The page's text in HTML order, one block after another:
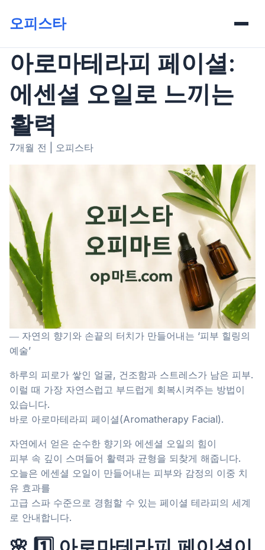
오피스타
아로마테라피 페이셜:
에센셜 오일로 느끼는
활력
7개월 전 오피스타
― 자연의 향기와 손끝의 터치가 만들어내는 ‘피부 힐링의
예술’
하루의 피로가 쌓인 얼굴, 건조함과 스트레스가 남은 피부.
이럴 때 가장 자연스럽고 부드럽게 회복시켜주는 방법이
있습니다.
바로 아로마테라피 페이셜(Aromatherapy Facial).
자연에서 얻은 순수한 향기와 에센셜 오일의 힘이
피부 속 깊이 스며들어 활력과 균형을 되찾게 해줍니다.
오늘은 에센셜 오일이 만들어내는 피부와 감정의 이중 치
유 효과를
고급 스파 수준으로 경험할 수 있는 페이셜 테라피의 세계
로 안내합니다.